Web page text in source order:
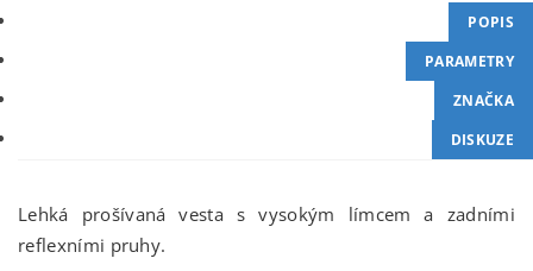
POPIS
PARAMETRY
ZNAČKA
DISKUZE
Lehká prošívaná vesta s vysokým límcem a zadními
reflexními pruhy.